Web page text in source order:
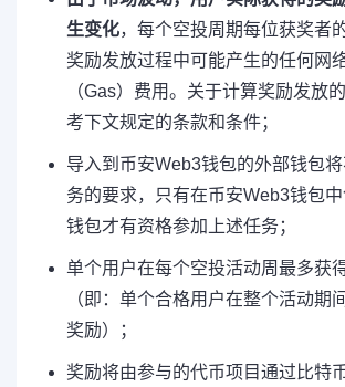
生变化，每个空投周期每位获奖者
奖励发放过程中可能产生的任何网
（Gas）费用。关于计算奖励发放
考下文规定的条款和条件；
导入到币安Web3钱包的外部钱包
务的要求，只有在币安Web3钱包
钱包才有资格参加上述任务；
单个用户在每个空投活动周最多获
（即：单个合格用户在整个活动期
奖励）；
奖励将由参与的代币项目通过比特